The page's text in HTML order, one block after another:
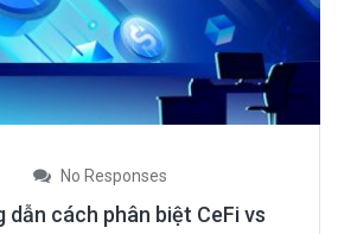
No Responses
dẫn cách phân biệt CeFi vs